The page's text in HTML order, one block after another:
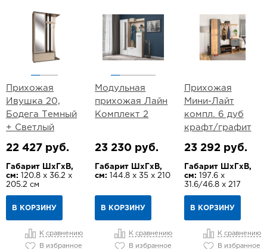
Прихожая
Ивушка 20,
Бодега Темный
+ Светлый
22 427 руб.
Габарит ШхГхВ,
см: 120.8 х 36.2 х
205.2 см
В КОРЗИНУ
К сравнению
В избранное
Модульная
прихожая Лайн
Комплект 2
23 230 руб.
Габарит ШхГхВ,
см:
144.8 х 35 х 210
В КОРЗИНУ
К сравнению
В избранное
Прихожая
Мини-Лайт
компл. 6 дуб
крафт/графит
23 292 руб.
Габарит ШхГхВ,
см: 197.6 х
31.6/46.8 х 217
В КОРЗИНУ
К сравнению
В избранное